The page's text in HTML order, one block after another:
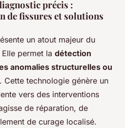
précis :
de fissures et solutions
un atout majeur du
permet la détection
anomalies structurelles ou
. Cette technologie génère un
vers des interventions
de réparation, de
de curage localisé.